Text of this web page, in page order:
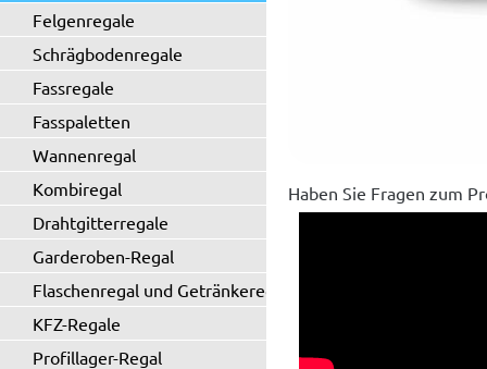
Felgenregale
Schrägbodenregale
Fassregale
Fasspaletten
Wannenregal
Kombiregal
Drahtgitterregale
Garderoben-Regal
Flaschenregal und Getränkeregal
KFZ-Regale
Profillager-Regal
Haben Sie Fragen zum